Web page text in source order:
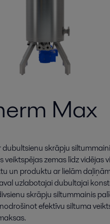
Max
dubultsienu skrāpju
veiktspējas zemas līdz vidējas
un produktu ar lielām
uzlabotajai dubultajai
skrāpju siltummainis
efektīvu siltuma